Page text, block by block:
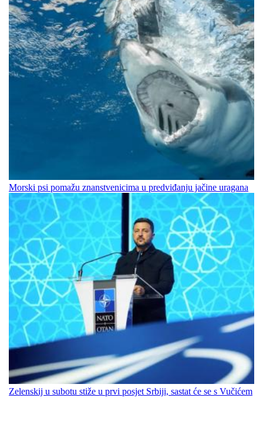
Morski psi pomažu znanstvenicima u predviđanju jačine uragana
Zelenskij u subotu stiže u prvi posjet Srbiji, sastat će se s Vučićem